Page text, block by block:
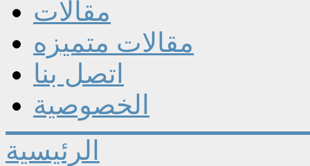
مقالات
مقالات متميزه
اتصل بنا
الخصوصية
الرئيسية